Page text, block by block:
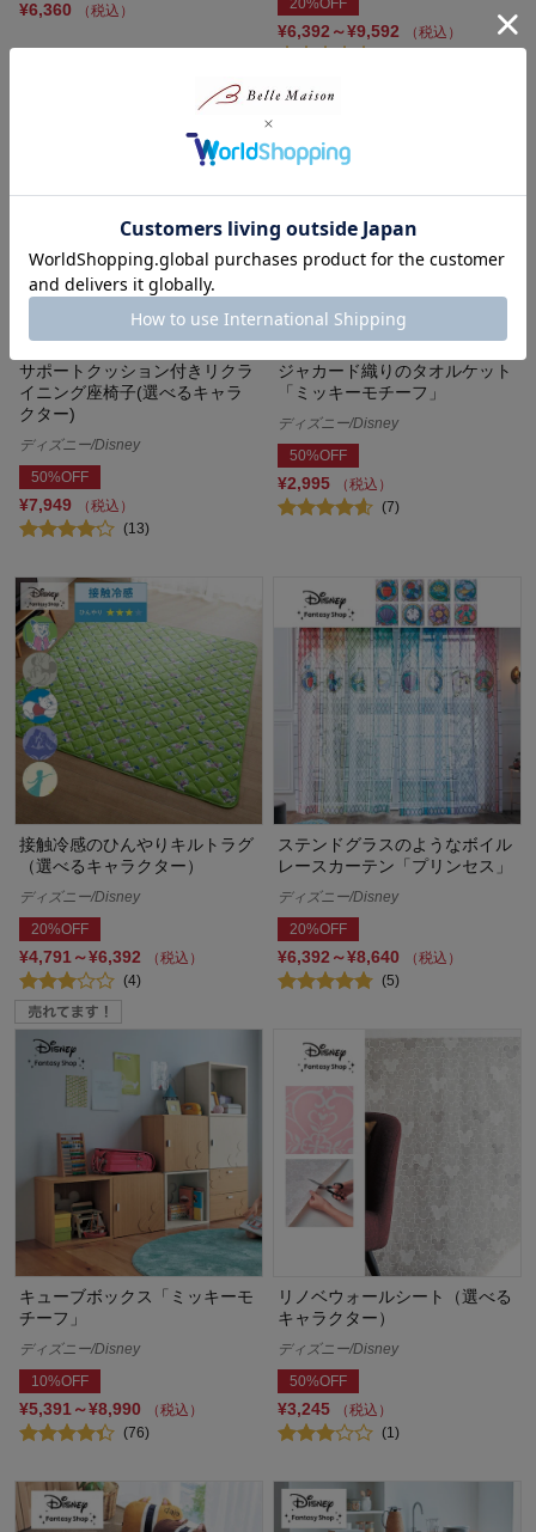
¥6,360 （税込）
¥6,392～¥9,592
（税込）
サポートクッション付きリクラ
イニング座椅子(選べるキャラ
クター)
ディズニー/Disney
50%OFF
¥7,949
（税込）
(13)
ジャカード織りのタオルケット
「ミッキーモチーフ」
ディズニー/Disney
50%OFF
¥2,995
（税込）
(7)
接触冷感のひんやりキルトラグ
（選べるキャラクター）
ディズニー/Disney
20%OFF
¥4,791～¥6,392
（税込）
(4)
ステンドグラスのようなボイル
レースカーテン「プリンセス」
ディズニー/Disney
20%OFF
¥6,392～¥8,640
（税込）
(5)
キューブボックス「ミッキーモ
チーフ」
ディズニー/Disney
10%OFF
¥5,391～¥8,990
（税込）
(76)
リノベウォールシート（選べる
キャラクター）
ディズニー/Disney
50%OFF
¥3,245
（税込）
(1)